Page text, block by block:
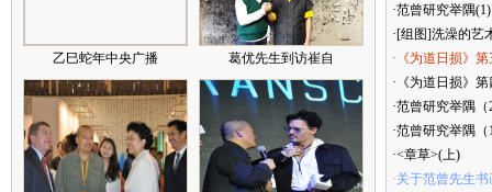
乙巳蛇年中央广播 葛优先生到访崔自
·范曾研究举隅(1)
·[组图]洗澡的艺
·《为道日损》
·《为道日损》
·范曾研究举隅（
·范曾研究举隅（
·<章草>(上)
·关于范曾先生